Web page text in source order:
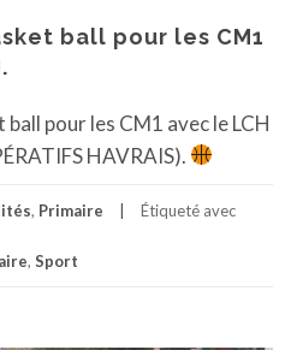
ball pour les CM1
ball pour les CM1 avec le LCH
HAVRAIS).
, Primaire Étiqueté avec
, Sport